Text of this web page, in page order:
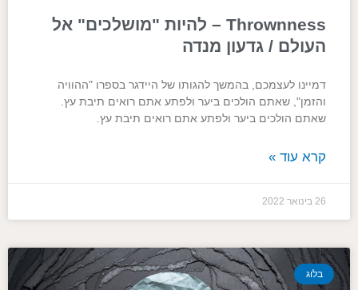
Thrownness – להיות "מושלכים" אל
העולם / גדעון מנדה
דמיינו לעצמכם, בהמשך להגותו של היידגר בספרו "ההוויה
והזמן", שאתם הולכים ביער ולפתע אתם רואים תיבת עץ.
שאתם הולכים ביער ולפתע אתם רואים תיבת עץ.
קרא עוד »
26 בינואר 2022
בלוג